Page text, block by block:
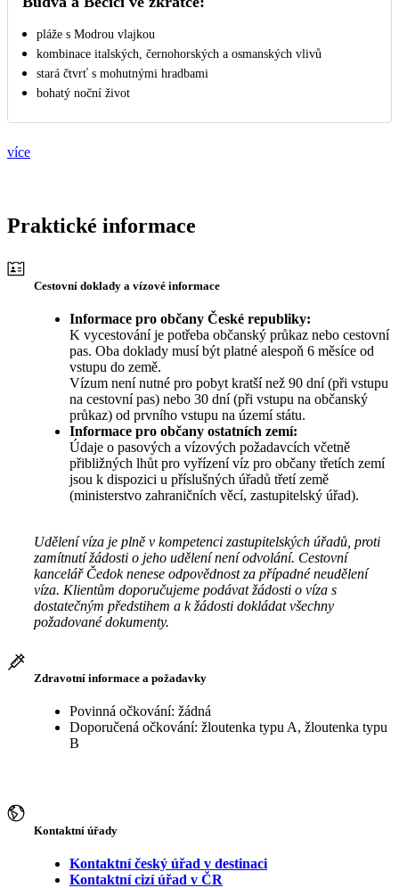
pláže s Modrou vlajkou
kombinace italských, černohorských a osmanských vlivů
stará čtvrť s mohutnými hradbami
bohatý noční život
více
Praktické informace
Cestovní doklady a vízové informace
Informace pro občany České republiky:
K vycestování je potřeba občanský průkaz nebo cestovní
pas. Oba doklady musí být platné alespoň 6 měsíce od
vstupu do země.
Vízum není nutné pro pobyt kratší než 90 dní (při vstupu
na cestovní pas) nebo 30 dní (při vstupu na občanský
průkaz) od prvního vstupu na území státu.
Informace pro občany ostatních zemí:
Údaje o pasových a vízových požadavcích včetně
přibližných lhůt pro vyřízení víz pro občany třetích zemí
jsou k dispozici u příslušných úřadů třetí země
(ministerstvo zahraničních věcí, zastupitelský úřad).
Udělení víza je plně v kompetenci zastupitelských úřadů, proti
zamítnutí žádosti o jeho udělení není odvolání. Cestovní
kancelář Čedok nenese odpovědnost za případné neudělení
víza. Klientům doporučujeme podávat žádosti o víza s
dostatečným předstihem a k žádosti dokládat všechny
požadované dokumenty.
Zdravotní informace a požadavky
Povinná očkování: žádná
Doporučená očkování: žloutenka typu A, žloutenka typu
B
Kontaktní úřady
Kontaktní český úřad v destinaci
Kontaktní cizí úřad v ČR